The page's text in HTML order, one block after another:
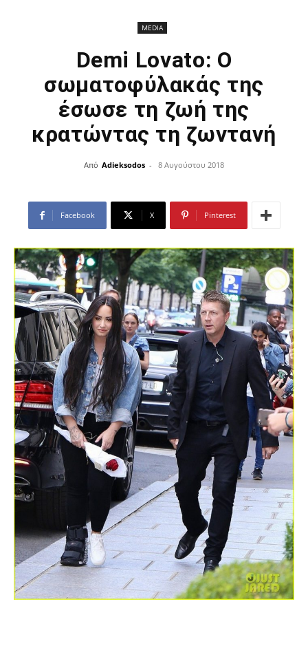
MEDIA
Demi Lovato: Ο
σωματοφύλακάς της
έσωσε τη ζωή της
κρατώντας τη ζωντανή
Από Adieksodos - 8 Αυγούστου 2018
Facebook X Pinterest